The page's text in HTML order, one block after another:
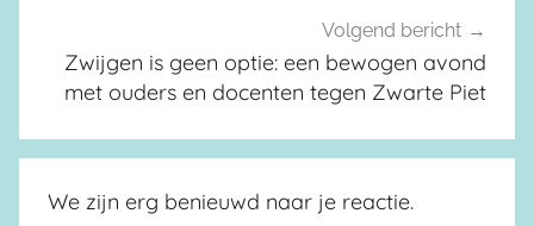
Volgend bericht
Zwijgen is geen optie: een bewogen avond
met ouders en docenten tegen Zwarte Piet
We zijn erg benieuwd naar je reactie.